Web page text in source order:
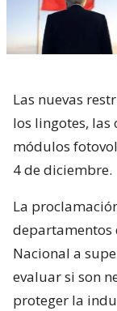
Las nuevas
los lingotes, las
módulos
4 de diciembre.
La
departamentos
Nacional a
evaluar si son
proteger la